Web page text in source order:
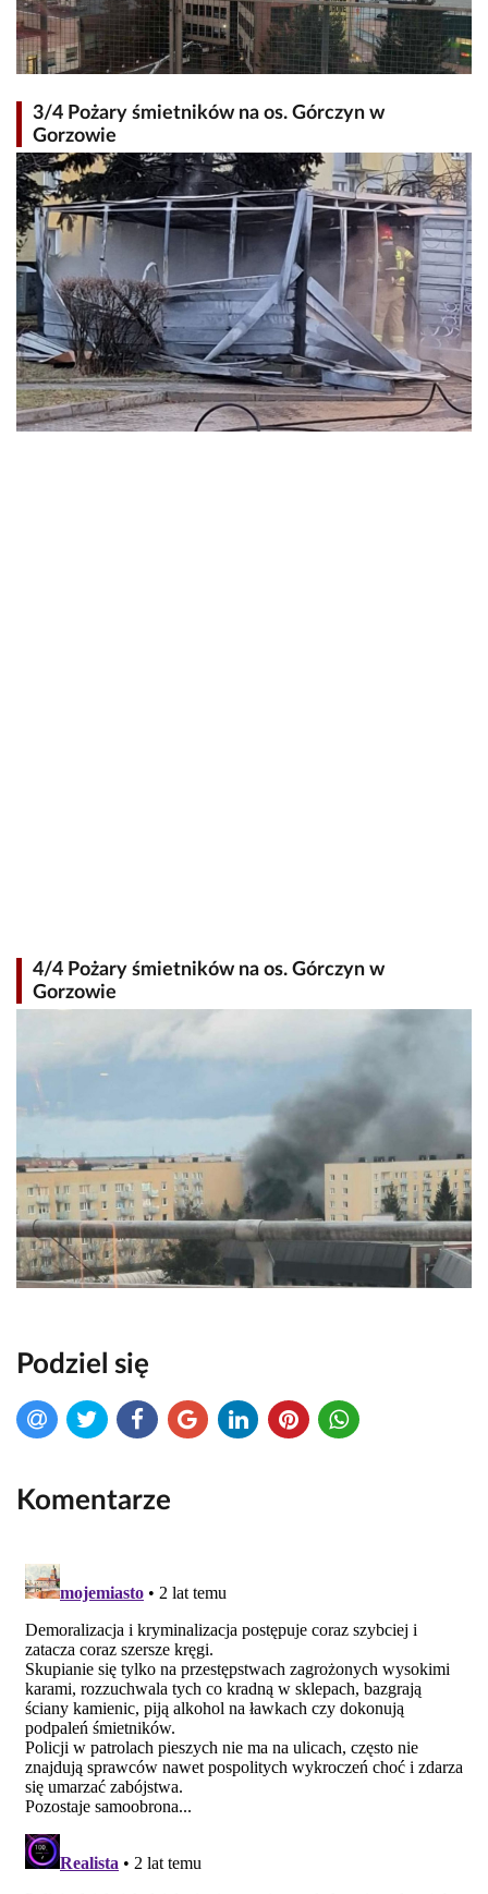
3/4 Pożary śmietników na os. Górczyn w
Gorzowie
4/4 Pożary śmietników na os. Górczyn w
Gorzowie
Podziel się
Komentarze